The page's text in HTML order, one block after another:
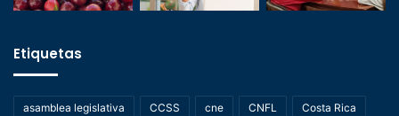
Etiquetas
asamblea legislativa CCSS cne CNFL Costa Rica